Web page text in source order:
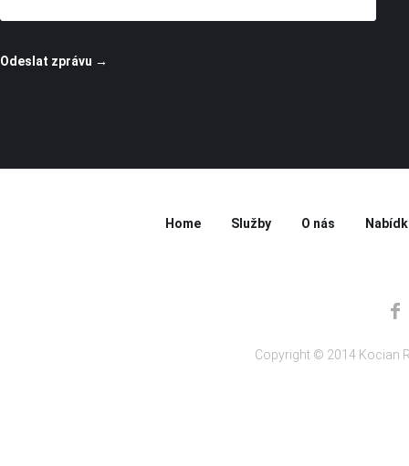
Home Služby O nás
Copyright © 2014 Kocian